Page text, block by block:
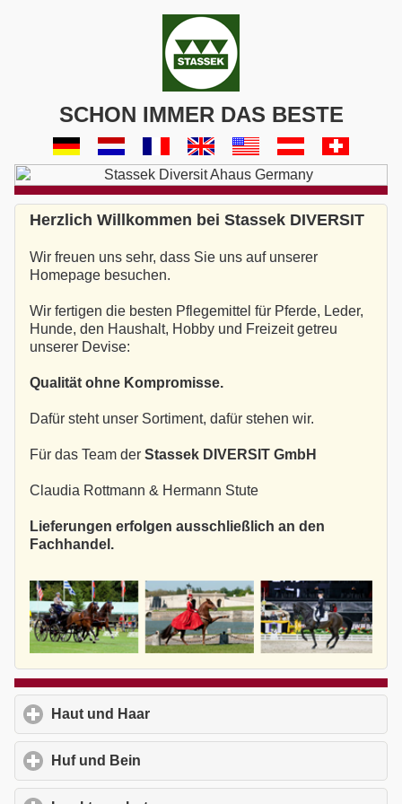
SCHON IMMER DAS BESTE
Herzlich Willkommen bei Stassek DIVERSIT
Wir freuen uns sehr, dass Sie uns auf unserer
Homepage besuchen.
Wir fertigen die besten Pflegemittel für Pferde, Leder,
Hunde, den Haushalt, Hobby und Freizeit getreu
unserer Devise:
Qualität ohne Kompromisse.
Dafür steht unser Sortiment, dafür stehen wir.
Für das Team der Stassek DIVERSIT GmbH
Claudia Rottmann & Hermann Stute
Lieferungen erfolgen ausschließlich an den
Fachhandel.
Haut und Haar
Huf und Bein